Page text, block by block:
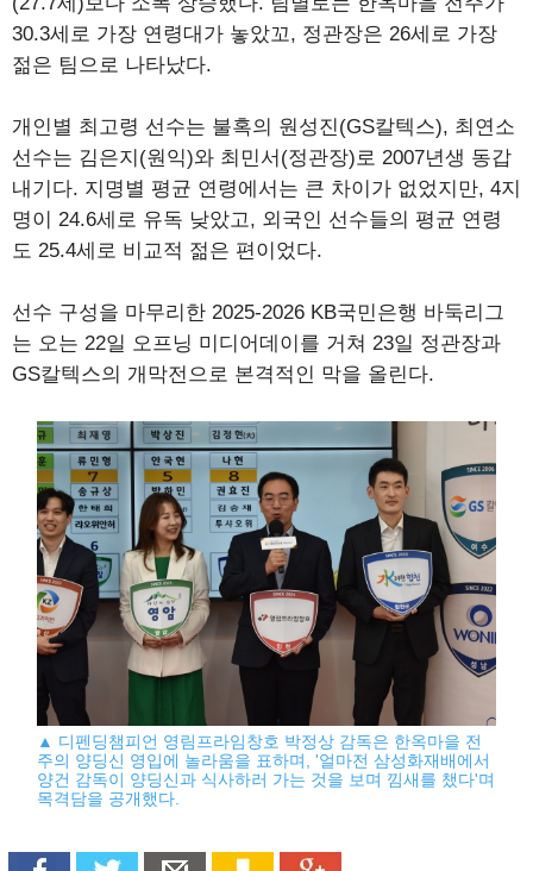
30.3세로 가장 연령대가 놓았꼬, 정관장은 26세로 가장
젊은 팀으로 나타났다.
개인별 최고령 선수는 불혹의 원성진(GS칼텍스), 최연소
선수는 김은지(원익)와 최민서(정관장)로 2007년생 동갑
내기다. 지명별 평균 연령에서는 큰 차이가 없었지만, 4지
명이 24.6세로 유독 낮았고, 외국인 선수들의 평균 연령
도 25.4세로 비교적 젊은 편이었다.
선수 구성을 마무리한 2025-2026 KB국민은행 바둑리그
는 오는 22일 오프닝 미디어데이를 거쳐 23일 정관장과
GS칼텍스의 개막전으로 본격적인 막을 올린다.
▲ 디펜딩챔피언 영림프라임창호 박정상 감독은 한옥마을 전
주의 양딩신 영입에 놀라움을 표하며, '얼마전 삼성화재배에서
양건 감독이 양딩신과 식사하러 가는 것을 보며 낌새를 챘다'며
목격담을 공개했다.